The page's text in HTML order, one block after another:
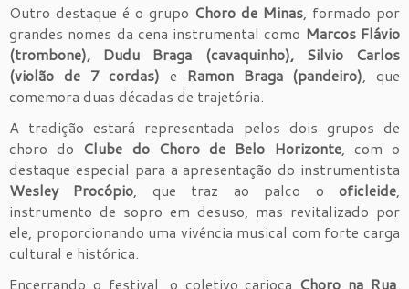
Outro destaque é o grupo Choro de Minas , formado por
grandes nomes da cena instrumental como Marcos Flávio
(trombone), Dudu Braga (cavaquinho), Silvio Carlos
(violão de 7 cordas) e Ramon Braga (pandeiro) , que
comemora duas décadas de trajetória.
A tradição estará representada pelos dois grupos de
choro do Clube do Choro de Belo Horizonte, com o
destaque especial para a apresentação do instrumentista
Wesley Procópio , que traz ao palco ooficleide
instrumento de sopro em desuso, mas revitalizado por
ele, proporcionando uma vivência musical com forte carga
cultural e histórica.
Encerrando o festival, o coletivo carioca Choro na Rua